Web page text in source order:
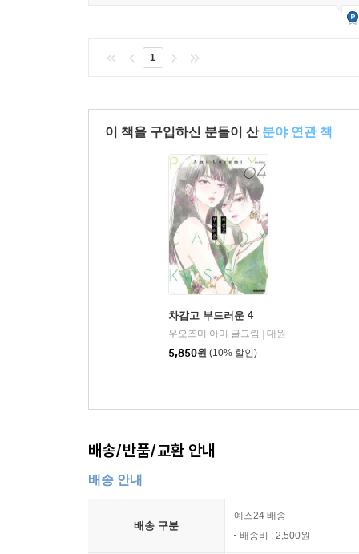
1
이 책을 구입하신 분들이 산 분야 연관 책
차갑고 부드러운 4
우오즈미 아미 글그림
대원
5,850원 (10% 할인)
배송/반품/교환 안내
배송 안내
배송 구분
예스24 배송
배송비 : 2,500원